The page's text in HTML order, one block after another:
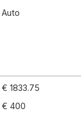
Auto
€ 1833.75
€ 400